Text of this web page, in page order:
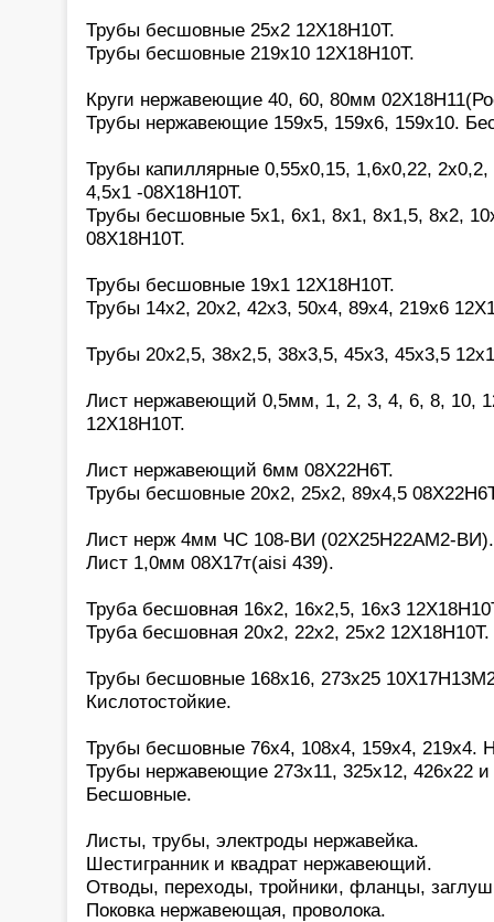
Трубы бесшовные 25х2 12Х18Н10Т.
Трубы бесшовные 219х10 12Х18Н10Т.
Круги нержавеющие 40, 60, 80мм
Трубы нержавеющие 159х5, 159х6, 159х10.
Трубы капиллярные 0,55х0,15, 1,6х0,22,
4,5х1 -08Х18Н10Т.
Трубы бесшовные 5х1, 6х1, 8х1, 8х1,5, 8х2,
08Х18Н10Т.
Трубы бесшовные 19х1 12Х18Н10Т.
Трубы 14х2, 20х2, 42х3, 50х4, 89х4, 219х6
Трубы 20х2,5, 38х2,5, 38х3,5, 45х3, 45х3,5
Лист нержавеющий 0,5мм, 1, 2, 3, 4, 6, 8, 10,
12Х18Н10Т.
Лист нержавеющий 6мм 08Х22Н6Т.
Трубы бесшовные 20х2, 25х2, 89х4,5
Лист нерж 4мм ЧС 108-ВИ (02Х25Н22АМ2-ВИ).
Лист 1,0мм 08Х17т(aisi 439).
Труба бесшовная 16х2, 16х2,5, 16х3
Труба бесшовная 20х2, 22х2, 25х2 12Х18Н10Т.
Трубы бесшовные 168х16, 273х25
Кислотостойкие.
Трубы бесшовные 76х4, 108х4, 159х4, 219х4.
Трубы нержавеющие 273х11, 325х12, 426х22 и
Бесшовные.
Листы, трубы, электроды нержавейка.
Шестигранник и квадрат нержавеющий.
Отводы, переходы, тройники, фланцы,
Поковка нержавеющая, проволока.